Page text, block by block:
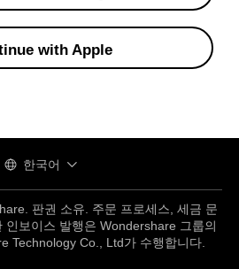
with Apple
한국어
판권 소유. 주문 프로세스, 세금 문
인보이스 발행은 Wondershare 그룹의
Technology Co., Ltd가 수행합니다.